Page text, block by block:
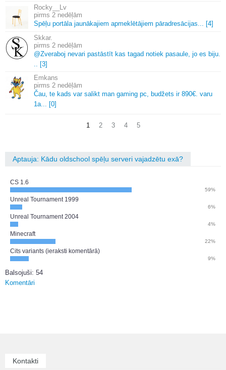
Rocky__Lv
2 nedēļām
Spēļu portāla jaunākajiem apmeklētājiem pāradresācijas... [4]
Skkar.
2 nedēļām
@Zveraboj nevari pastāstīt kas tagad notiek pasaule, jo es biju.
.. [3]
Emkans
2 nedēļām
Čau, te kads var salikt man gaming pc, budžets ir 890€. varu
1a... [0]
1 2 3 4 5
Aptauja: Kādu oldschool spēļu serveri vajadzētu exā?
CS 1.6
59%
Unreal Tournament 1999
6%
Unreal Tournament 2004
4%
Minecraft
22%
Cits variants (ieraksti komentārā)
9%
Balsojuši: 54
Komentāri
Kontakti